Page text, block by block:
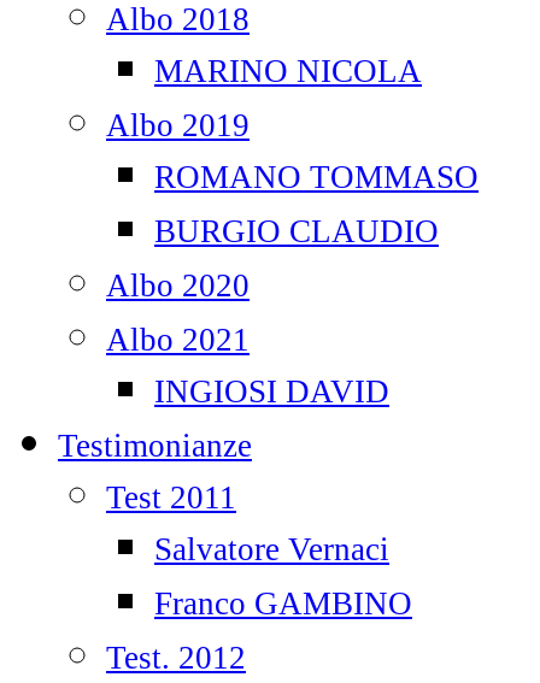
Albo 2018
MARINO NICOLA
Albo 2019
ROMANO TOMMASO
BURGIO CLAUDIO
Albo 2020
Albo 2021
INGIOSI DAVID
Testimonianze
Test 2011
Salvatore Vernaci
Franco GAMBINO
Test. 2012